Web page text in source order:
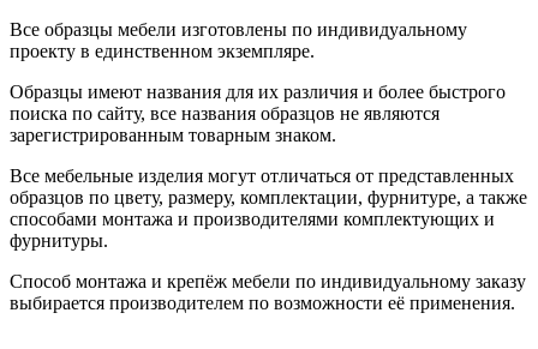
Все образцы мебели изготовлены по индивидуальному
проекту в единственном экземпляре.
Образцы имеют названия для их различия и более быстрого
поиска по сайту, все названия образцов не являются
зарегистрированным товарным знаком.
Все мебельные изделия могут отличаться от представленных
образцов по цвету, размеру, комплектации, фурнитуре, а также
способами монтажа и производителями комплектующих и
фурнитуры.
Способ монтажа и крепёж мебели по индивидуальному заказу
выбирается производителем по возможности её применения.